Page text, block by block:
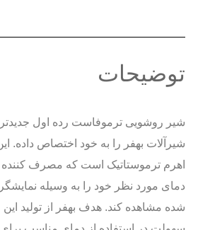
توضیحات
شیر روشویی ترموفاست رده اول
شیرآلات بهفر را به خود اختصاص داده.
اهرم ترموستاتیک است که مصرف کننده
دمای مورد نظر خود را به وسیله
شده مشاهده کند. هدف بهفر از تولید